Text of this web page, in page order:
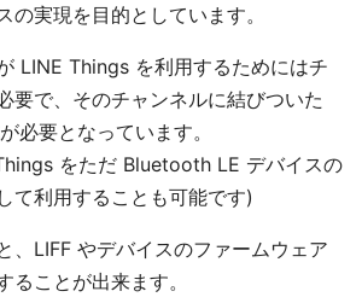
の実現を目的としています。
LINE Things を利用するためにはチ
要で、そのチャンネルに結びついた
必要となっています。
をただ Bluetooth LE デバイスの
て利用することも可能です)
、LIFF やデバイスのファームウェア
ることが出来ます。